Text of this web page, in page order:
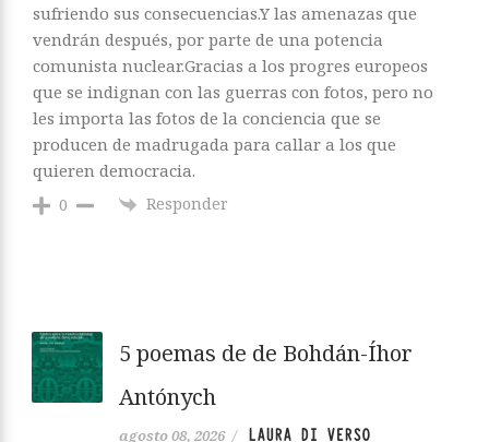
sufriendo sus consecuencias.Y las amenazas que
vendrán después, por parte de una potencia
comunista nuclear.Gracias a los progres europeos
que se indignan con las guerras con fotos, pero no
les importa las fotos de la conciencia que se
producen de madrugada para callar a los que
quieren democracia.
0 Responder
5 poemas de de Bohdán-Íhor
Antónych
agosto 08, 2026 / LAURA DI VERSO